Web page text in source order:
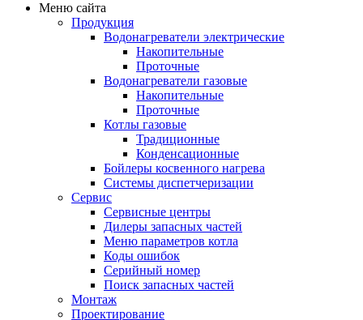
Меню сайта
Продукция
Водонагреватели электрические
Накопительные
Проточные
Водонагреватели газовые
Накопительные
Проточные
Котлы газовые
Традиционные
Конденсационные
Бойлеры косвенного нагрева
Системы диспетчеризации
Сервис
Сервисные центры
Дилеры запасных частей
Меню параметров котла
Коды ошибок
Серийный номер
Поиск запасных частей
Монтаж
Проектирование